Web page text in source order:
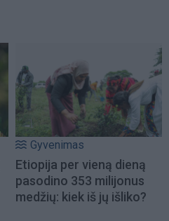
Gyvenimas
Etiopija per vieną dieną
pasodino 353 milijonus
medžių: kiek iš jų išliko?